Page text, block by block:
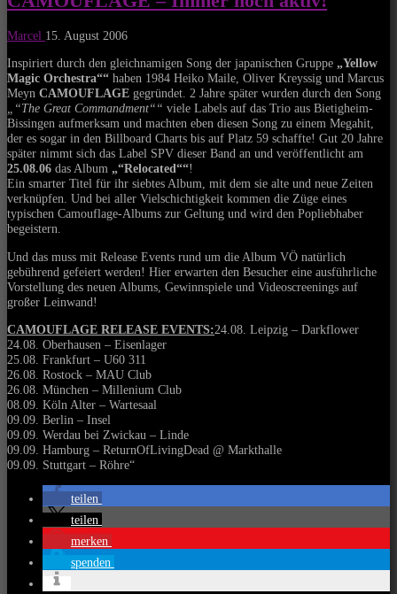
Marcel 15. August 2006
Inspiriert durch den gleichnamigen Song der japanischen Gruppe „Yellow
Magic Orchestra““ haben 1984 Heiko Maile, Oliver Kreyssig und Marcus
Meyn CAMOUFLAGE gegründet. 2 Jahre später wurden durch den Song
„“The Great Commandment““ viele Labels auf das Trio aus Bietigheim-
Bissingen aufmerksam und machten eben diesen Song zu einem Megahit,
der es sogar in den Billboard Charts bis auf Platz 59 schaffte! Gut 20 Jahre
später nimmt sich das Label SPV dieser Band an und veröffentlicht am
25.08.06 das Album „“Relocated““!
Ein smarter Titel für ihr siebtes Album, mit dem sie alte und neue Zeiten
verknüpfen. Und bei aller Vielschichtigkeit kommen die Züge eines
typischen Camouflage-Albums zur Geltung und wird den Popliebhaber
begeistern.
Und das muss mit Release Events rund um die Album VÖ natürlich
gebührend gefeiert werden! Hier erwarten den Besucher eine ausführliche
Vorstellung des neuen Albums, Gewinnspiele und Videoscreenings auf
großer Leinwand!
CAMOUFLAGE RELEASE EVENTS:24.08. Leipzig – Darkflower
24.08. Oberhausen – Eisenlager
25.08. Frankfurt – U60 311
26.08. Rostock – MAU Club
26.08. München – Millenium Club
08.09. Köln Alter – Wartesaal
09.09. Berlin – Insel
09.09. Werdau bei Zwickau – Linde
09.09. Hamburg – ReturnOfLivingDead @ Markthalle
09.09. Stuttgart – Röhre“
teilen
teilen
merken
spenden